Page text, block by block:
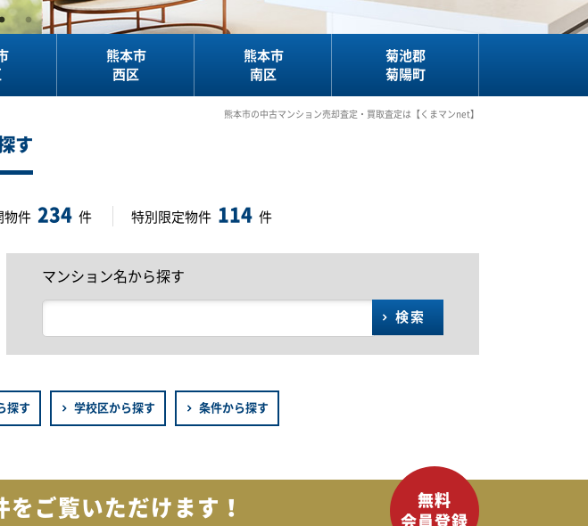
熊本市
西区
熊本市
南区
菊池郡
菊陽町
熊本市の中古マンション売却査定・買取査定は【くまマンnet】
す
物件 234 件 特別限定物件 114 件
マンション名から探す
検索
探す 学校区から探す 条件から探す
を ご覧いただけます！